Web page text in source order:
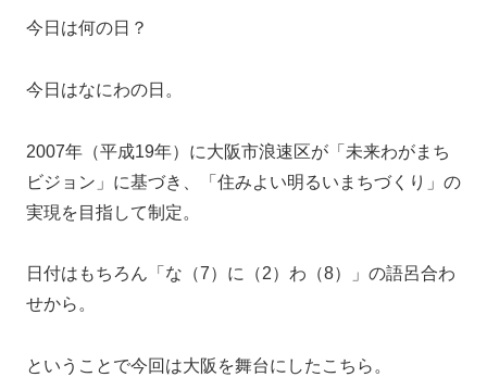
今日は何の日？
今日はなにわの日。
2007年（平成19年）に大阪市浪速区が「未来わがまち
ビジョン」に基づき、「住みよい明るいまちづくり」の
実現を目指して制定。
日付はもちろん「な（7）に（2）わ（8）」の語呂合わ
せから。
ということで今回は大阪を舞台にしたこちら。